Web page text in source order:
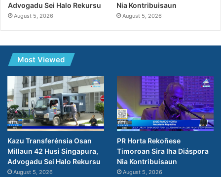
Advogadu Sei Halo Rekursu
August 5, 2026
Nia Kontribuisaun
August 5, 2026
Most Viewed
Kazu Transferénsia Osan
Millaun 42 Husi Singapura,
Advogadu Sei Halo Rekursu
August 5, 2026
PR Horta Rekoñese
Timoroan Sira Iha Diáspora
Nia Kontribuisaun
August 5, 2026